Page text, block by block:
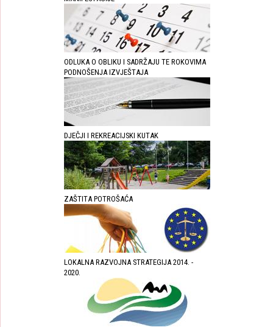
ODLUKA O OBLIKU I SADRŽAJU TE ROKOVIMA
PODNOŠENJA IZVJEŠTAJA
DJEČJI I REKREACIJSKI KUTAK
ZAŠTITA POTROŠAĆA
LOKALNA RAZVOJNA STRATEGIJA 2014. -
2020.